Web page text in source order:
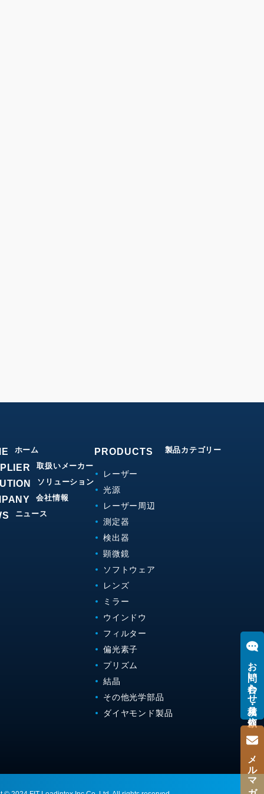
ホーム
取扱いメーカー
ソリューション
会社情報
ニュース
PRODUCTS 製品カテゴリー
レーザー
光源
レーザー周辺
測定器
検出器
顕微鏡
ソフトウェア
レンズ
ミラー
ウインドウ
フィルター
偏光素子
プリズム
結晶
その他光学部品
ダイヤモンド製品
お問い合わせ・見積り依頼
メルマガ登録